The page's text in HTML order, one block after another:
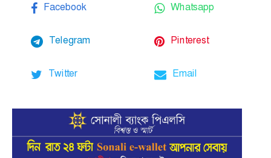
Facebook Whatsapp
Telegram Pinterest
Twitter Email